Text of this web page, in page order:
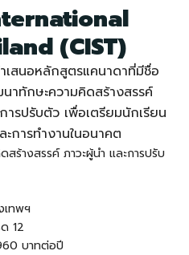
(CIST)
เสนอหลักสูตรแคนาดาที่มีชื่อ
าทักษะความคิดสร้างสรรค์
ารปรับตัว เพื่อเตรียมนักเรียน
การทำงานในอนาคต
ร้างสรรค์ ภาวะผู้นำ และการปรับ
ทพฯ
12
บาทต่อปี